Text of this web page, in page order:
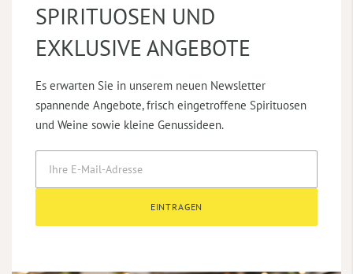
SPIRITUOSEN UND
EXKLUSIVE ANGEBOTE
Es erwarten Sie in unserem neuen Newsletter
spannende Angebote, frisch eingetroffene Spirituosen
und Weine sowie kleine Genussideen.
EINTRAGEN